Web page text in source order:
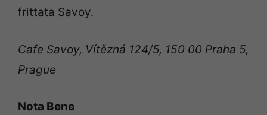
frittata Savoy.
Cafe Savoy, Vítězná 124/5, 150 00 Praha 5,
Prague
Nota Bene